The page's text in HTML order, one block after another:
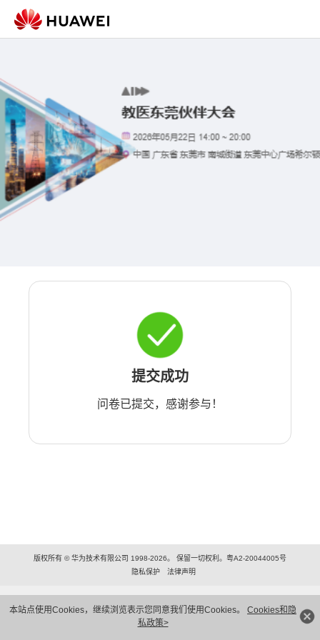
本站点使用Cookies，继续浏览表示您同意我们使用Cookies。 Cookies和隐
私政策>
提交成功
问卷已提交，感谢参与！
版权所有 © 华为技术有限公司 1998-2026。 保留一切权利。粤A2-20044005号
隐私保护
法律声明